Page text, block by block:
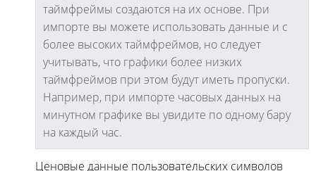
таймфреймы создаются на их основе. При
импорте вы можете использовать данные и с
более высоких таймфреймов, но следует
учитывать, что графики более низких
таймфреймов при этом будут иметь пропуски.
Например, при импорте часовых данных на
минутном графике вы увидите по одному бару
на каждый час.
Ценовые данные пользовательских символов